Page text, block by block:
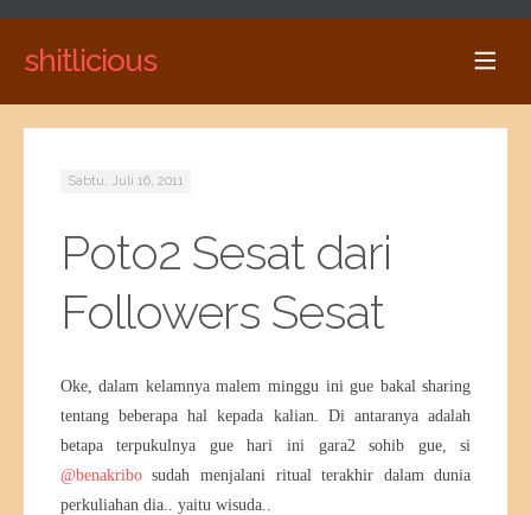
shitlicious
Sabtu, Juli 16, 2011
Poto2 Sesat dari
Followers Sesat
Oke, dalam kelamnya malem minggu ini gue bakal sharing
tentang beberapa hal kepada kalian. Di antaranya adalah
betapa terpukulnya gue hari ini gara2 sohib gue, si
@benakribosudah menjalani ritual terakhir dalam dunia
perkuliahan dia.. yaitu wisuda..